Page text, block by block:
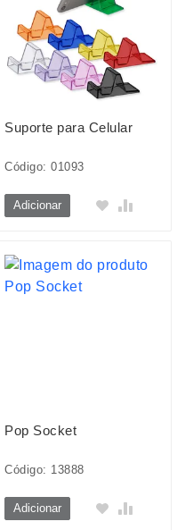
Suporte para Celular
Código: 01093
Adicionar
Pop Socket
Código: 13888
Adicionar